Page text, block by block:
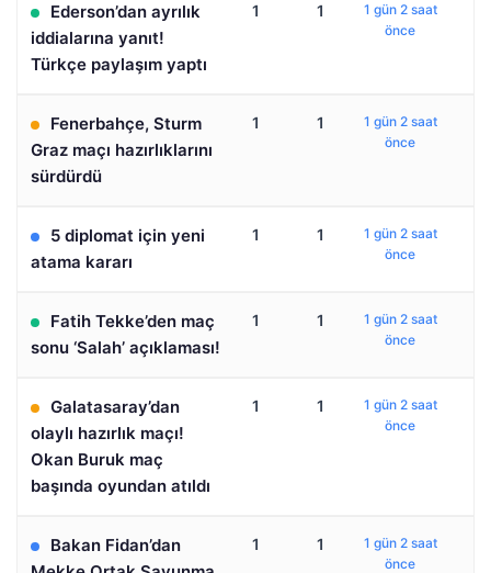
Ederson’dan ayrılık
iddialarına yanıt!
Türkçe paylaşım yaptı
1 1
1 gün 2 saat
önce
Fenerbahçe, Sturm
Graz maçı hazırlıklarını
sürdürdü
1 1
1 gün 2 saat
önce
5 diplomat için yeni
atama kararı
1 1
1 gün 2 saat
önce
Fatih Tekke’den maç
sonu ‘Salah’ açıklaması!
1 1
1 gün 2 saat
önce
Galatasaray’dan
olaylı hazırlık maçı!
Okan Buruk maç
başında oyundan atıldı
1 1
1 gün 2 saat
önce
Bakan Fidan’dan
1 1
1 gün 2 saat
önce